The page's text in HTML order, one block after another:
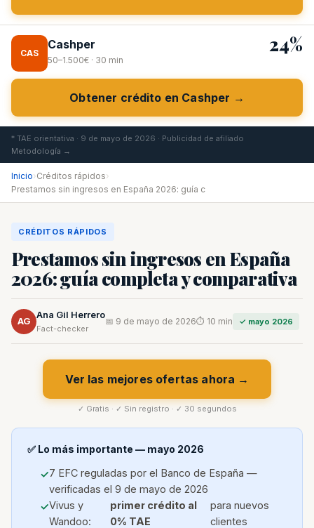
CAS
Cashper
50–1.500€ · 30 min
24%
Obtener crédito en Cashper →
* TAE orientativa · 9 de mayo de 2026 · Publicidad de afiliado
Metodología →
Inicio›Créditos rápidos›
Prestamos sin ingresos en España 2026: guía c
CRÉDITOS RÁPIDOS
Prestamos sin ingresos en España
2026: guía completa y comparativa
AG
Ana Gil Herrero
Fact-checker
📅 9 de mayo de 2026⏱ 10 min ✓ mayo 2026
Ver las mejores ofertas ahora →
✓ Gratis · ✓ Sin registro · ✓ 30 segundos
✅ Lo más importante — mayo 2026
7 EFC reguladas por el Banco de España —
verificadas el 9 de mayo de 2026
Vivus y
Wandoo:
primer crédito al
0% TAE
para nuevos
clientes